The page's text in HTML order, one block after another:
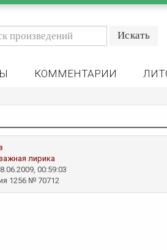
КОММЕНТАРИИ
лирика
00:59:03
1256 № 70712